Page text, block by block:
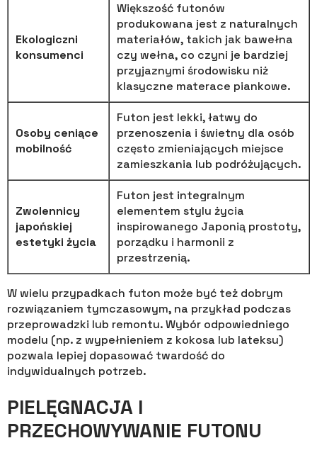
Ekologiczni
konsumenci
Większość futonów
produkowana jest z naturalnych
materiałów, takich jak bawełna
czy wełna, co czyni je bardziej
przyjaznymi środowisku niż
klasyczne materace piankowe.
Osoby ceniące
mobilność
Futon jest lekki, łatwy do
przenoszenia i świetny dla osób
często zmieniających miejsce
zamieszkania lub podróżujących.
Zwolennicy
japońskiej
estetyki życia
Futon jest integralnym
elementem stylu życia
inspirowanego Japonią prostoty,
porządku i harmonii z
przestrzenią.
W wielu przypadkach futon może być też dobrym
rozwiązaniem tymczasowym, na przykład podczas
przeprowadzki lub remontu. Wybór odpowiedniego
modelu (np. z wypełnieniem z kokosa lub lateksu)
pozwala lepiej dopasować twardość do
indywidualnych potrzeb.
PIELĘGNACJA I
PRZECHOWYWANIE FUTONU